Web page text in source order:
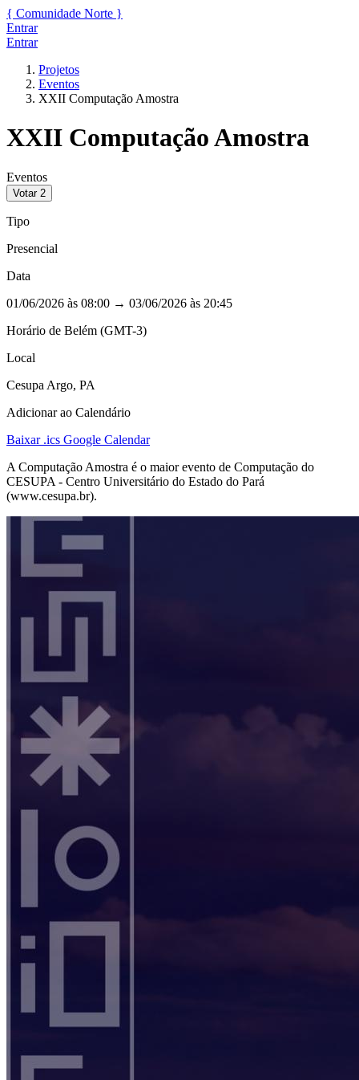
{ Comunidade Norte }
Entrar
Entrar
Projetos
Eventos
XXII Computação Amostra
XXII Computação Amostra
Eventos
Votar 2
Tipo
Presencial
Data
01/06/2026 às 08:00 → 03/06/2026 às 20:45
Horário de Belém (GMT-3)
Local
Cesupa Argo, PA
Adicionar ao Calendário
Baixar .ics Google Calendar
A Computação Amostra é o maior evento de Computação do
CESUPA - Centro Universitário do Estado do Pará
(www.cesupa.br).